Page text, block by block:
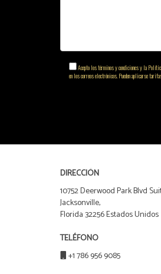
Acepto los términos y condiciones y la Política
en los correos electrónicos. Pueden aplicarse
DIRECCIÓN
10752 Deerwood Park Blvd
Jacksonville,
Florida 32256 Estados Unidos
TELÉFONO
+1 786 956 9085